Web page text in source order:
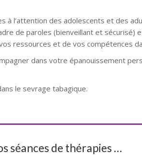
à l’attention des adolescents et des
de paroles (bienveillant et
ressources et de vos compétences
dans votre épanouissement
le sevrage tabagique.
séances de thérapies …